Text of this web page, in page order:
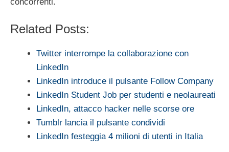
Related Posts:
Twitter interrompe la collaborazione con
LinkedIn
LinkedIn introduce il pulsante Follow Company
LinkedIn Student Job per studenti e neolaureati
LinkedIn, attacco hacker nelle scorse ore
Tumblr lancia il pulsante condividi
LinkedIn festeggia 4 milioni di utenti in Italia